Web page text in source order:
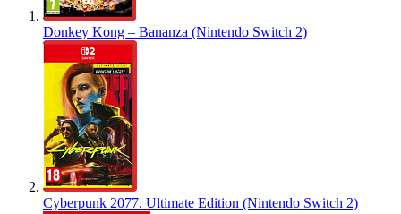
Donkey Kong – Bananza (Nintendo Switch 2)
Cyberpunk 2077. Ultimate Edition (Nintendo Switch 2)